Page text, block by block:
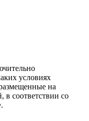
условиях
на
в соответствии со